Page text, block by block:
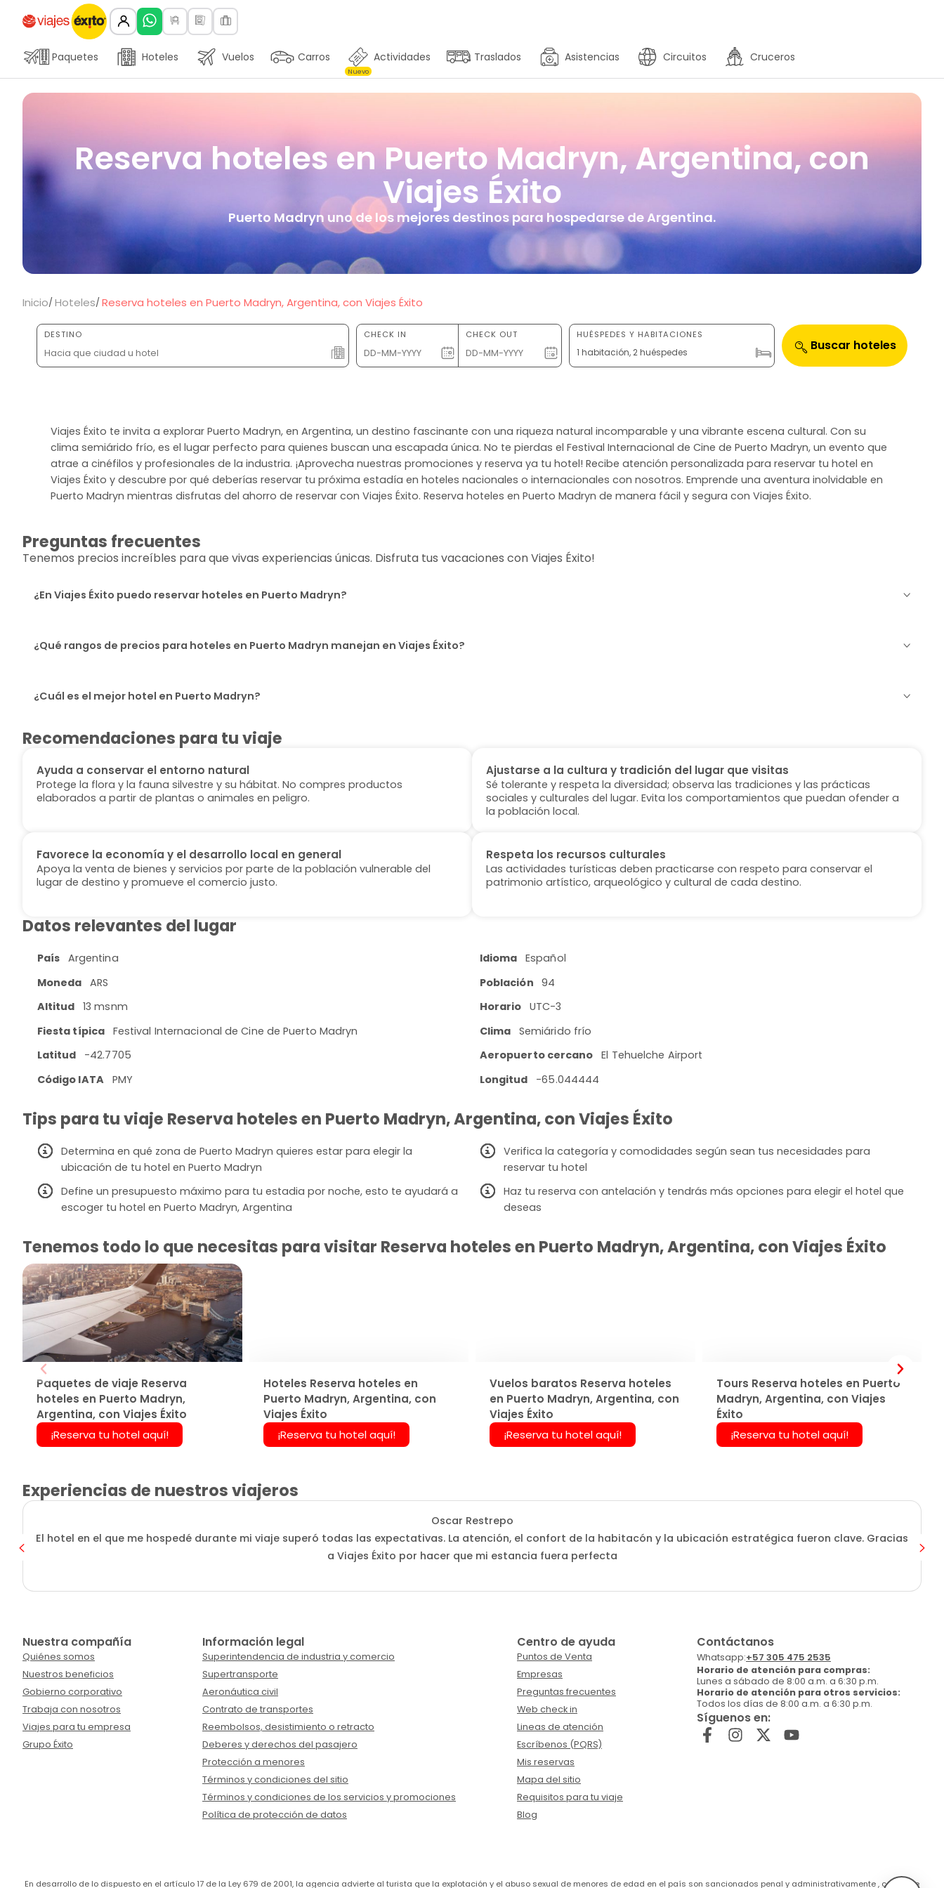
Paquetes Hoteles Vuelos Carros Actividades
Nuevo
Traslados Asistencias Circuitos Cruceros
Reserva hoteles en Puerto Madryn, Argentina, con
Viajes Éxito
Puerto Madryn uno de los mejores destinos para hospedarse de Argentina.
Inicio Hoteles Reserva hoteles en Puerto Madryn, Argentina, con Viajes Éxito
DESTINO CHECK IN CHECK OUT HUÉSPEDES Y HABITACIONES
1 habitación, 2 huéspedes Buscar hoteles
Viajes Éxito te invita a explorar Puerto Madryn, en Argentina, un destino fascinante con una riqueza natural incomparable y una vibrante escena cultural. Con su
clima semiárido frío, es el lugar perfecto para quienes buscan una escapada única. No te pierdas el Festival Internacional de Cine de Puerto Madryn, un evento que
atrae a cinéfilos y profesionales de la industria. ¡Aprovecha nuestras promociones y reserva ya tu hotel! Recibe atención personalizada para reservar tu hotel en
Viajes Éxito y descubre por qué deberías reservar tu próxima estadía en hoteles nacionales o internacionales con nosotros. Emprende una aventura inolvidable en
Puerto Madryn mientras disfrutas del ahorro de reservar con Viajes Éxito. Reserva hoteles en Puerto Madryn de manera fácil y segura con Viajes Éxito.
Preguntas frecuentes
Tenemos precios increíbles para que vivas experiencias únicas. Disfruta tus vacaciones con Viajes Éxito!
¿En Viajes Éxito puedo reservar hoteles en Puerto Madryn?
¿Qué rangos de precios para hoteles en Puerto Madryn manejan en Viajes Éxito?
¿Cuál es el mejor hotel en Puerto Madryn?
Recomendaciones para tu viaje
Ayuda a conservar el entorno natural
Protege la flora y la fauna silvestre y su hábitat. No compres productos
elaborados a partir de plantas o animales en peligro.
Ajustarse a la cultura y tradición del lugar que visitas
Sé tolerante y respeta la diversidad; observa las tradiciones y las prácticas
sociales y culturales del lugar. Evita los comportamientos que puedan ofender a
la población local.
Favorece la economía y el desarrollo local en general
Apoya la venta de bienes y servicios por parte de la población vulnerable del
lugar de destino y promueve el comercio justo.
Respeta los recursos culturales
Las actividades turísticas deben practicarse con respeto para conservar el
patrimonio artístico, arqueológico y cultural de cada destino.
Datos relevantes del lugar
País Argentina Idioma Español
Moneda ARS Población
94
Altitud
13 msnm Horario
UTC-3
Fiesta típica Festival Internacional de Cine de Puerto Madryn Clima Semiárido frío
Latitud
-42.7705 Aeropuerto cercano
El Tehuelche Airport
Código IATA
PMY Longitud -65.044444
Tips para tu viaje Reserva hoteles en Puerto Madryn, Argentina, con Viajes Éxito
Determina en qué zona de Puerto Madryn quieres estar para elegir la
ubicación de tu hotel en Puerto Madryn
Verifica la categoría y comodidades según sean tus necesidades para
reservar tu hotel
Define un presupuesto máximo para tu estadia por noche, esto te ayudará a
escoger tu hotel en Puerto Madryn, Argentina
Haz tu reserva con antelación y tendrás más opciones para elegir el hotel que
deseas
Tenemos todo lo que necesitas para visitar Reserva hoteles en Puerto Madryn, Argentina, con Viajes Éxito
Paquetes de viaje Reserva
hoteles en Puerto Madryn,
Argentina, con Viajes Éxito
¡Reserva tu hotel aquí!
Hoteles Reserva hoteles en
Puerto Madryn, Argentina, con
Viajes Éxito
¡Reserva tu hotel aquí!
Vuelos baratos Reserva hoteles
en Puerto Madryn, Argentina, con
Viajes Éxito
¡Reserva tu hotel aquí!
Tours Reserva hoteles en Puerto
Madryn, Argentina, con Viajes
Éxito
¡Reserva tu hotel aquí!
Experiencias de nuestros viajeros
Oscar Restrepo
El hotel en el que me hospedé durante mi viaje superó todas las expectativas. La atención, el confort de la habitacón y la ubicación estratégica fueron clave. Gracias
a Viajes Éxito por hacer que mi estancia fuera perfecta
Nuestra compañía
Quiénes somos
Nuestros beneficios
Gobierno corporativo
Trabaja con nosotros
Viajes para tu empresa
Grupo Éxito
Información legal
Superintendencia de industria y comercio
Supertransporte
Aeronáutica civil
Contrato de transportes
Reembolsos, desistimiento o retracto
Deberes y derechos del pasajero
Protección a menores
Términos y condiciones del sitio
Términos y condiciones de los servicios y promociones
Política de protección de datos
Centro de ayuda
Puntos de Venta
Empresas
Preguntas frecuentes
Web check in
Lineas de atención
Escríbenos (PQRS)
Mis reservas
Mapa del sitio
Requisitos para tu viaje
Blog
Contáctanos
Whatsapp:+57 305 475 2535
Horario de atención para compras:
Lunes a sábado de 8:00 a.m. a 6:30 p.m.
Horario de atención para otros servicios:
Todos los días de 8:00 a.m. a 6:30 p.m.
Síguenos en:
En desarrollo de lo dispuesto en el artículo 17 de la Ley 679 de 2001, la agencia advierte al turista que la explotación y el abuso sexual de menores de edad en el país son sancionados penal y administrativamente , conforme